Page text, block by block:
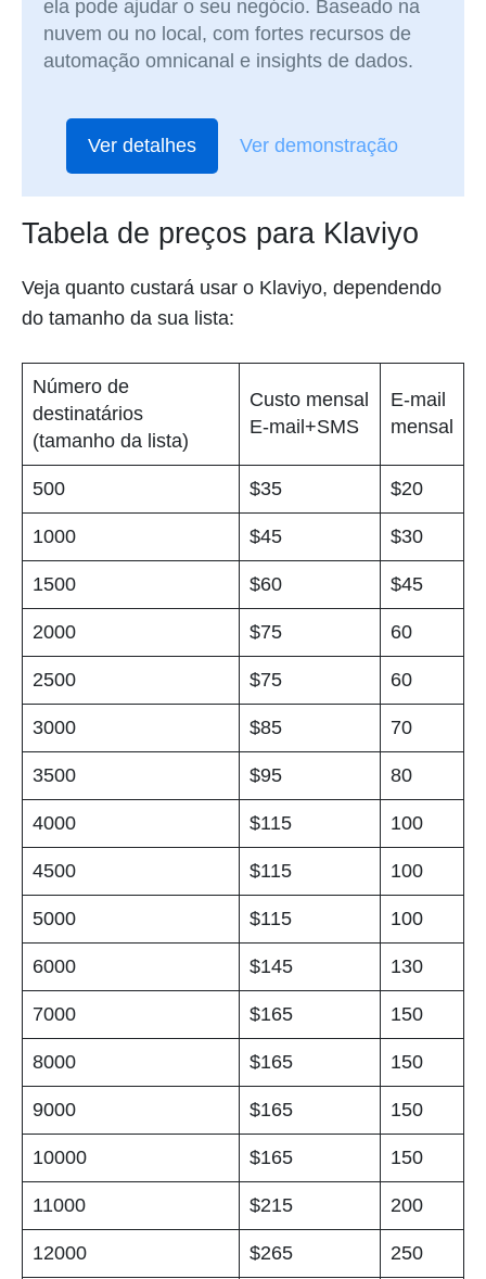
ela pode ajudar o seu negócio. Baseado na
nuvem ou no local, com fortes recursos de
automação omnicanal e insights de dados.
Ver detalhes Ver demonstração
Tabela de preços para Klaviyo
Veja quanto custará usar o Klaviyo, dependendo
do tamanho da sua lista:
Número de
destinatários
(tamanho da lista)
Custo mensal
E-mail+SMS
E-mail
mensal
500 $35 $20
1000 $45 $30
1500 $60 $45
2000 $75 60
2500 $75 60
3000 $85 70
3500 $95 80
4000 $115 100
4500 $115 100
5000 $115 100
6000 $145 130
7000 $165 150
8000 $165 150
9000 $165 150
10000 $165 150
11000 $215 200
12000 $265 250